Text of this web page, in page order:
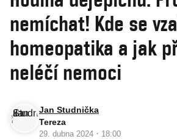
nemíchat! Kde se
homeopatika a jak
neléčí nemoci
Jan Studnička
Tereza
29. dubna 2024 · 18:00